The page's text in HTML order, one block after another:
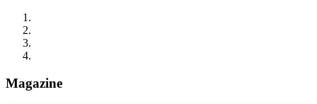
Magazine